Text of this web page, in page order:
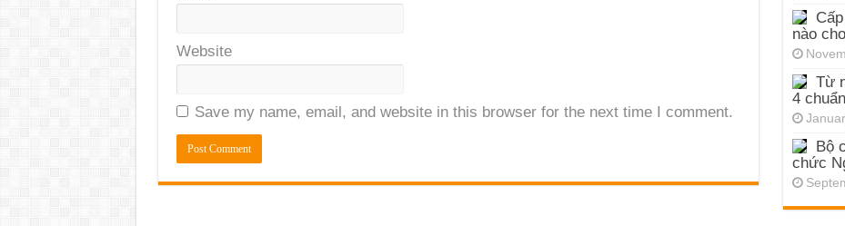
Website
Save my name, email, and website in this browser for the next time I comment.
nào
Từ
4
Bộ
chức